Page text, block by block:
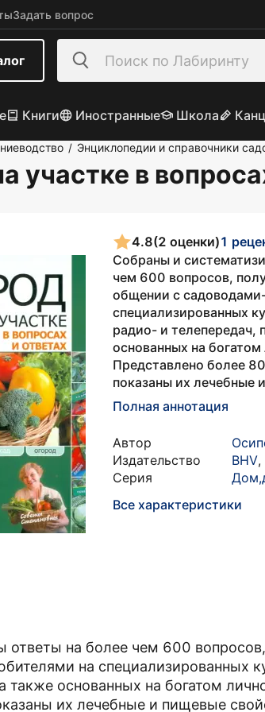
Задать вопрос
Книги Иностранные Школа
/ Энциклопедии и справочники
участке в
4.8(2 оценки)1
Собраны и
чем 600 вопросов,
общении с
специализированных
радио- и телепередач,
основанных на
Представлено более
показаны их лечебные
Полная аннотация
Автор
Издательство
BHV,
Серия
Все характеристики
ответы на более чем 600
на специализированных
также основанных на богатом
их лечебные и пищевые